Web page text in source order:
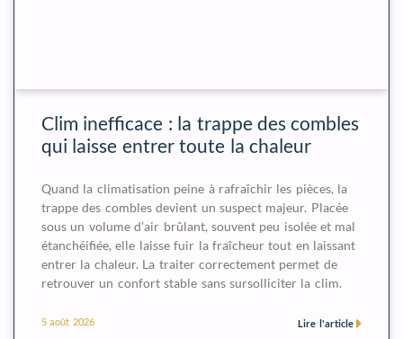
Clim inefficace : la trappe des combles
qui laisse entrer toute la chaleur
Quand la climatisation peine à rafraîchir les pièces, la
trappe des combles devient un suspect majeur. Placée
sous un volume d’air brûlant, souvent peu isolée et mal
étanchéifiée, elle laisse fuir la fraîcheur tout en laissant
entrer la chaleur. La traiter correctement permet de
retrouver un confort stable sans sursolliciter la clim.
Lire l'article
5 août 2026